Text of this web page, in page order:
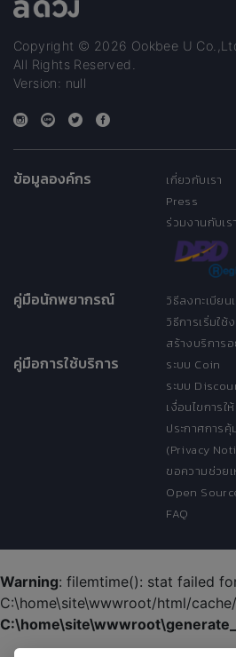
Copyright © 2026 Ookbee U
All Rights Reserved.
Version: null
ข้อมูลองค์กร
เกี่ยวกับเรา
Press
ร่วมงานกับเรา
คู่มือนักพยากรณ์
วิธีลงทะเบีย
วิธีการเริ่มใ
สร้างบริการอ
คู่มือการใช้บริการ
ระบบ Coin
ระบบ
เงื่อนไขการใ
ประกาศการ
(Privacy
ขอความช่วย
Open
FAQ
Warning: filemtime(): stat failed
C:\home\site\wwwroot/html/